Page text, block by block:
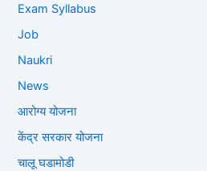
Exam Syllabus
Job
Naukri
News
आरोग्य योजना
केंद्र सरकार योजना
चालू घडामोडी